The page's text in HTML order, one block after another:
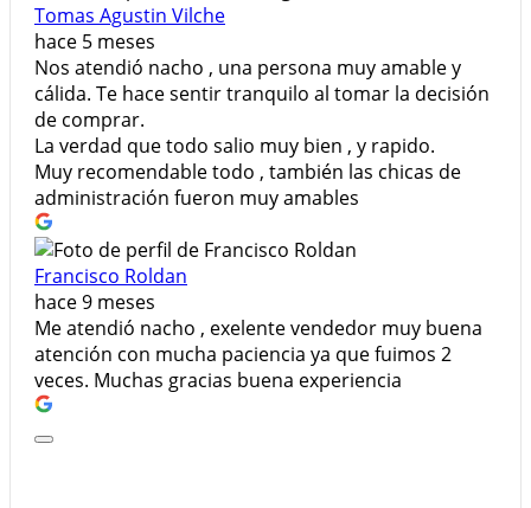
Tomas Agustin Vilche
hace 5 meses
Nos atendió nacho , una persona muy amable y
cálida. Te hace sentir tranquilo al tomar la decisión
de comprar.
La verdad que todo salio muy bien , y rapido.
Muy recomendable todo , también las chicas de
administración fueron muy amables
Francisco Roldan
hace 9 meses
Me atendió nacho , exelente vendedor muy buena
atención con mucha paciencia ya que fuimos 2
veces. Muchas gracias buena experiencia